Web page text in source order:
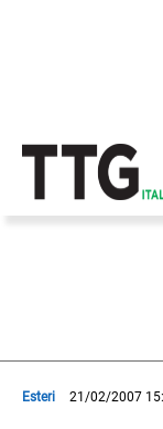
Esteri 21/02/2007